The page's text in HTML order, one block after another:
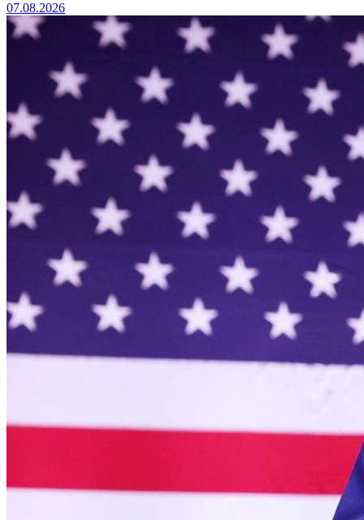
07.08.2026